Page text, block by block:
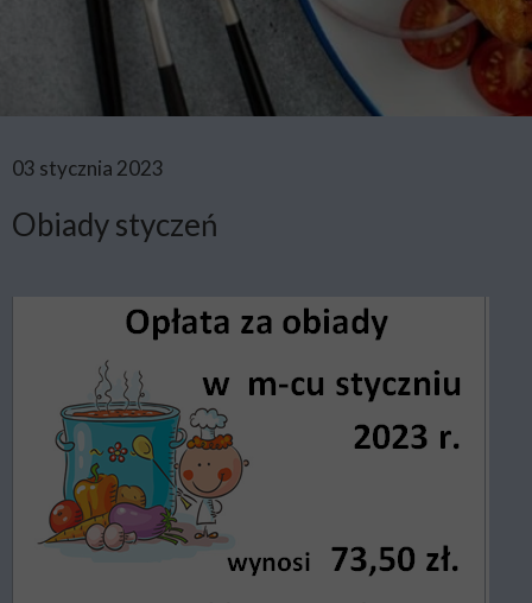
03 stycznia 2023
Obiady styczeń